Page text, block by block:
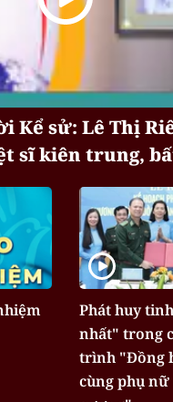
Kể sử: Lê Thị
sĩ kiên trung,
Phát huy
nhất" trong
trình "Đồng
cùng phụ nữ